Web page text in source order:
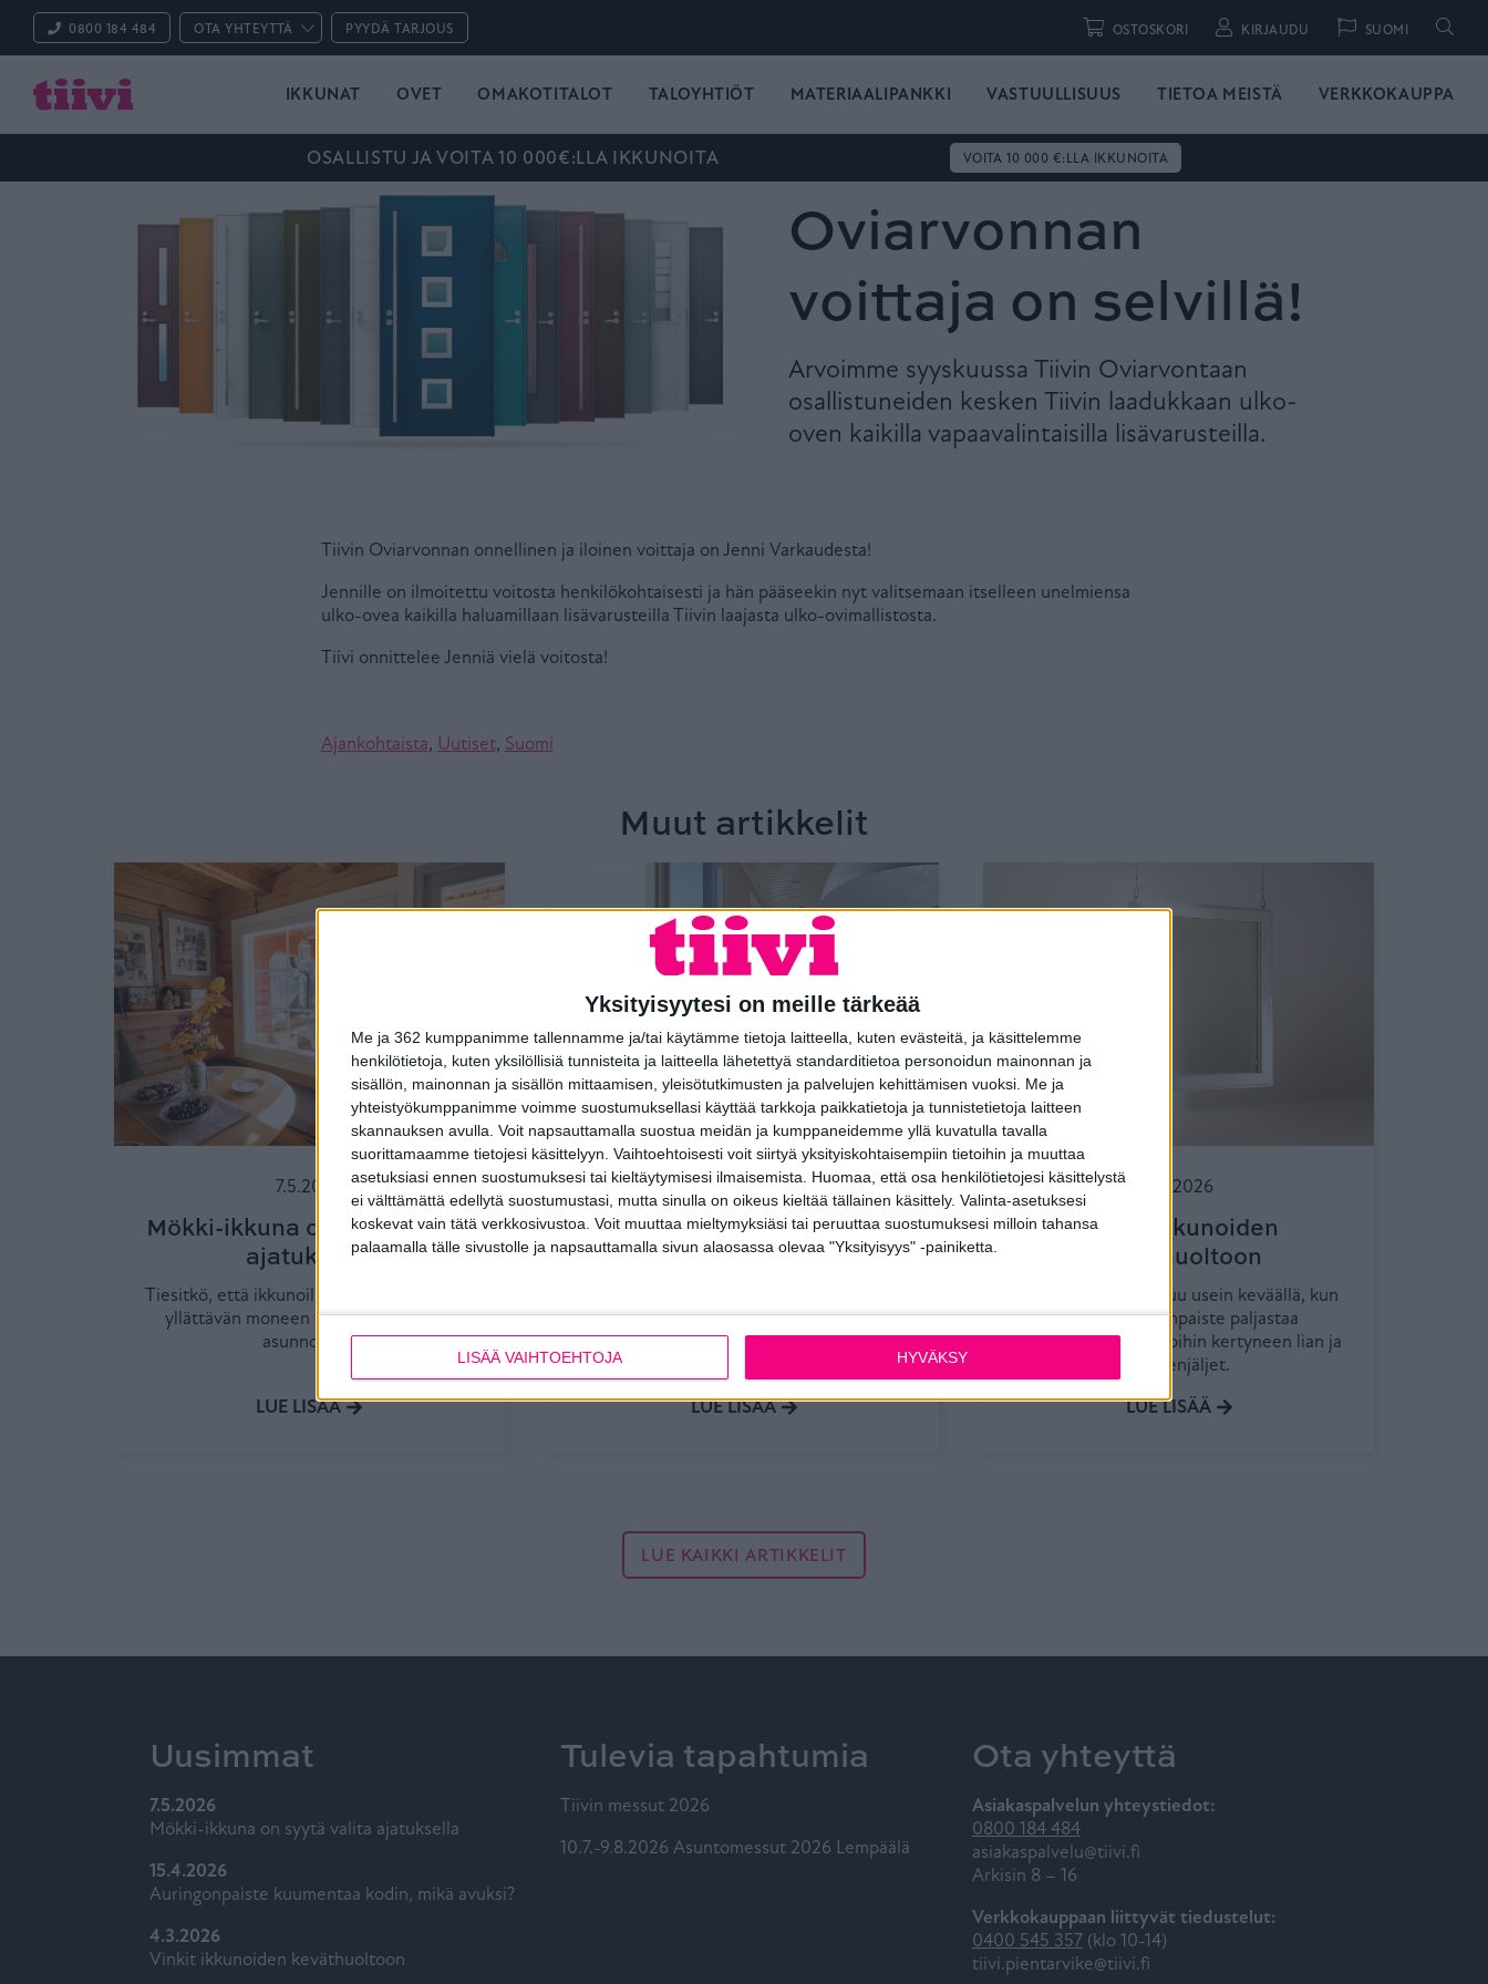
Yksityisyytesi on meille tärkeää
Me ja 362 kumppanimme tallennamme ja/tai käytämme tietoja laitteella, kuten evästeitä, ja käsittelemme
henkilötietoja, kuten yksilöllisiä tunnisteita ja laitteella lähetettyä standarditietoa personoidun mainonnan ja
sisällön, mainonnan ja sisällön mittaamisen, yleisötutkimusten ja palvelujen kehittämisen vuoksi. Me ja
yhteistyökumppanimme voimme suostumuksellasi käyttää tarkkoja paikkatietoja ja tunnistetietoja laitteen
skannauksen avulla. Voit napsauttamalla suostua meidän ja kumppaneidemme yllä kuvatulla tavalla
suorittamaamme tietojesi käsittelyyn. Vaihtoehtoisesti voit siirtyä yksityiskohtaisempiin tietoihin ja muuttaa
asetuksiasi ennen suostumuksesi tai kieltäytymisesi ilmaisemista.
Huomaa, että osa henkilötietojesi käsittelystä
ei välttämättä edellytä suostumustasi, mutta sinulla on oikeus kieltää tällainen käsittely. Valinta-asetuksesi
koskevat vain tätä verkkosivustoa. Voit muuttaa mieltymyksiäsi tai peruuttaa suostumuksesi milloin tahansa
palaamalla tälle sivustolle ja napsauttamalla sivun alaosassa olevaa "Yksityisyys" -painiketta.
LISÄÄ VAIHTOEHTOJA HYVÄKSY
0800 184 484 OTA YHTEYTTÄ PYYDÄ TARJOUS OSTOSKORI KIRJAUDU SUOMI Hae
IKKUNAT OVET OMAKOTITALOT TALOYHTIÖT MATERIAALIPANKKI VASTUULLISUUS TIETOA MEISTÄ VERKKOKAUPPA
OSALLISTU JA VOITA 10 000€:LLA IKKUNOITA VOITA 10 000 €:LLA IKKUNOITA
Oviarvonnan
voittaja on selvillä!
Arvoimme syyskuussa Tiivin Oviarvontaan
osallistuneiden kesken Tiivin laadukkaan ulko-
oven kaikilla vapaavalintaisilla lisävarusteilla.
Tiivin Oviarvonnan onnellinen ja iloinen voittaja on Jenni Varkaudesta!
Jennille on ilmoitettu voitosta henkilökohtaisesti ja hän pääseekin nyt valitsemaan itselleen unelmiensa
ulko-ovea kaikilla haluamillaan lisävarusteilla Tiivin laajasta ulko-ovimallistosta.
Tiivi onnittelee Jenniä vielä voitosta!
Ajankohtaista, Uutiset, Suomi
Muut artikkelit
7.5.2026
Mökki-ikkuna on syytä valita
ajatuksella
Tiesitkö, että ikkunoilla voi olla vaikutusta
yllättävän moneen asiaan vapaa-ajan
asunnollasi?
LUE LISÄÄ
15.4.2026
Auringonpaiste kuumentaa
kodin, mikä avuksi?
sisätiloihin myös auringon tuottamaa
lämpöä ja haitallista UV-säteilyä.
LUE LISÄÄ
4.3.2026
Vinkit ikkunoiden
keväthuoltoon
Ikkunanpesu muistuu usein keväällä, kun
kirkas auringonpaiste paljastaa
armottomasti ikkunoihin kertyneen lian ja
sormenjäljet.
LUE LISÄÄ
LUE KAIKKI ARTIKKELIT
Uusimmat
7.5.2026
Mökki-ikkuna on syytä valita ajatuksella
15.4.2026
Auringonpaiste kuumentaa kodin, mikä avuksi?
4.3.2026
Vinkit ikkunoiden keväthuoltoon
Tulevia tapahtumia
Tiivin messut 2026
10.7.-9.8.2026 Asuntomessut 2026 Lempäälä
Ota yhteyttä
Asiakaspalvelun yhteystiedot:
0800 184 484
asiakaspalvelu@tiivi.fi
Arkisin 8 – 16
Verkkokauppaan liittyvät tiedustelut:
0400 545 357(klo 10-14)
tiivi.pientarvike@tiivi.fi